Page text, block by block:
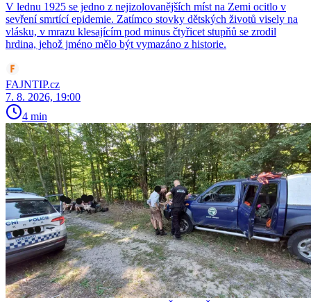
V lednu 1925 se jedno z nejizolovanějších míst na Zemi ocitlo v
sevření smrtící epidemie. Zatímco stovky dětských životů visely na
vlásku, v mrazu klesajícím pod minus čtyřicet stupňů se zrodil
hrdina, jehož jméno mělo být vymazáno z historie.
FAJNTIP.cz
7. 8. 2026, 19:00
4 min